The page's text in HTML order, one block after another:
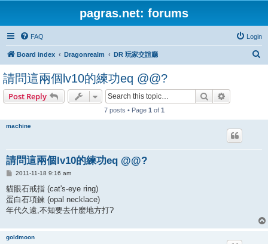
pagras.net: forums
FAQ Login
Board index Dragonrealm DR 玩家交誼廳
請問這兩個lv10的練功eq @@?
Post Reply Search
7 posts • Page 1 of 1
machine
請問這兩個lv10的練功eq @@?
P
s
t
2011-11-18 9:16 am
貓眼石戒指 (cat's-eye ring)
蛋白石項鍊 (opal necklace)
年代久遠,不知要去什麼地方打?
goldmoon